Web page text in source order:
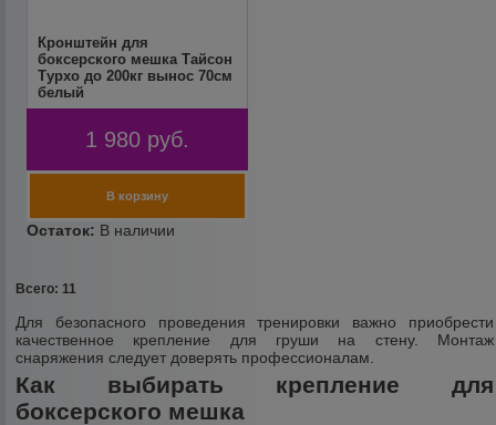
Кронштейн для
боксерского мешка Тайсон
Турхо до 200кг вынос 70см
белый
1 980 руб.
Всего: 11
Для безопасного проведения тренировки важно приобрести
качественное крепление для груши на стену. Монтаж
снаряжения следует доверять профессионалам.
Как выбирать крепление для
боксерского мешка